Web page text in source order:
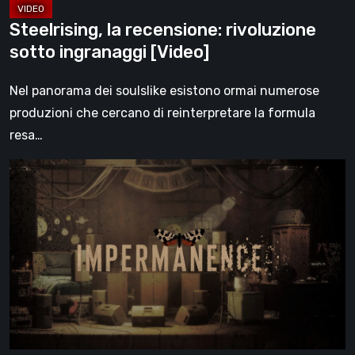
Steelrising, la recensione: rivoluzione
sotto ingranaggi [Video]
Nel panorama dei soulslike esistono ormai numerose
produzioni che cercano di reinterpretare la formula
resa…
Impermanence:
costruire
santuario
nel
teatro
fantasmi
[Video]